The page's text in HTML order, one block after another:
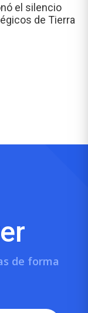
el silencio
de Tierra
de forma